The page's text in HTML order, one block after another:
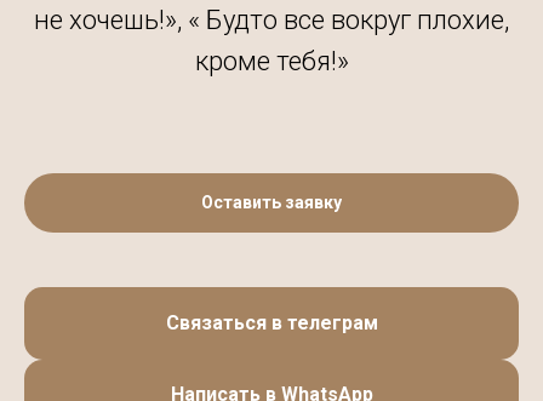
не хочешь!», « Будто все вокруг плохие,
кроме тебя!»
Оставить заявку
Связаться в телеграм
Написать в WhatsApp